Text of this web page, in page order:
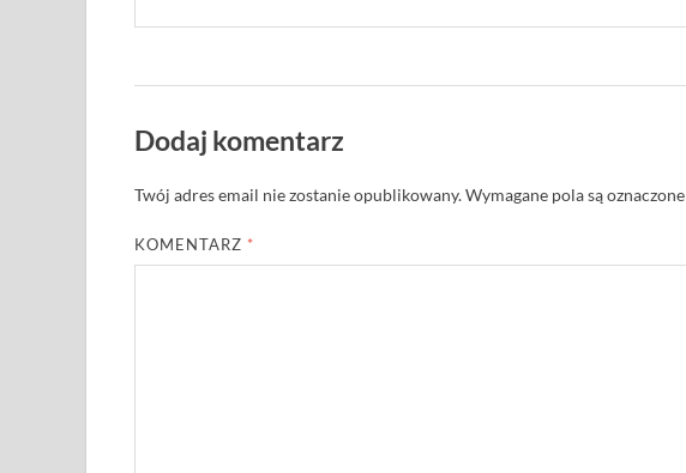
Dodaj komentarz
Twój adres email nie zostanie opublikowany.Wymagane pola są oznaczone
KOMENTARZ *